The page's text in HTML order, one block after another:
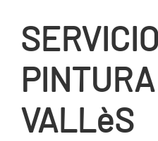
VALLèS